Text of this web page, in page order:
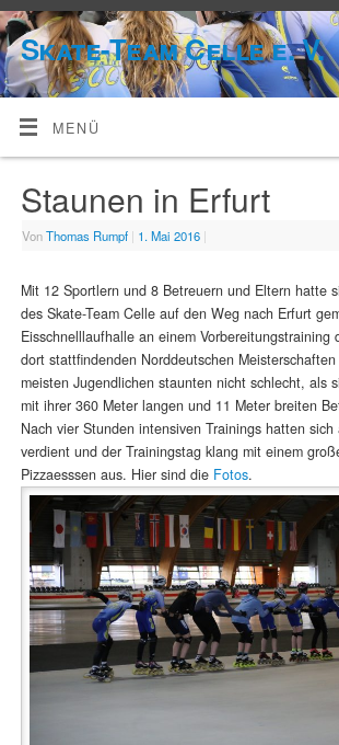
Skate-Team Celle e. V.
MENÜ
Staunen in Erfurt
VonThomas Rumpf | 1. Mai 2016 |
Mit 12 Sportlern und 8 Betreuern und Eltern hatte
des Skate-Team Celle auf den Weg nach Erfurt
Eisschnelllaufhalle an einem Vorbereitungstraining
dort stattfindenden Norddeutschen
meisten Jugendlichen staunten nicht schlecht, als
mit ihrer 360 Meter langen und 11 Meter breiten
Nach vier Stunden intensiven Trainings hatten
verdient und der Trainingstag klang mit einem
Pizzaesssen aus. Hier sind die Fotos.